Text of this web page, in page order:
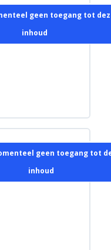
geen toegang tot
inhoud
geen toegang tot
inhoud